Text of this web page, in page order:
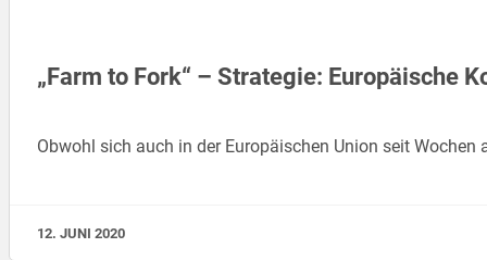
„Farm to Fork“ – Strategie: Europäische
Obwohl sich auch in der Europäischen Union seit
12. JUNI 2020